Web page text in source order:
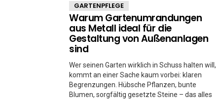
GARTENPFLEGE
Warum Gartenumrandungen
aus Metall ideal für die
Gestaltung von Außenanlagen
sind
Wer seinen Garten wirklich in Schuss halten will,
kommt an einer Sache kaum vorbei: klaren
Begrenzungen. Hübsche Pflanzen, bunte
Blumen, sorgfältig gesetzte Steine – das alles